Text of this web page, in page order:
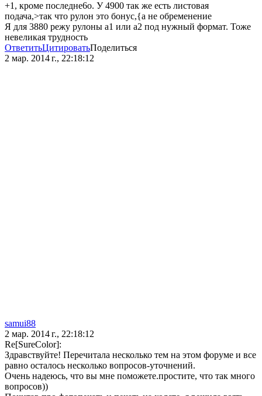
+1, кроме последне6о. У 4900 так же есть листовая
подача,>так что рулон это бонус,{а не обременение
Я для 3880 режу рулоны а1 или а2 под нужный формат. Тоже
невеликая трудность
ОтветитьЦитироватьПоделиться
2 мар. 2014 г., 22:18:12
samui88
2 мар. 2014 г., 22:18:12
Re[SureColor]:
Здравствуйте! Перечитала несколько тем на этом форуме и все
равно осталось несколько вопросов-уточнений.
Очень надеюсь, что вы мне поможете.простите, что так много
вопросов))